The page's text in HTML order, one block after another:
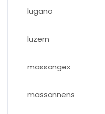
lugano
luzern
massongex
massonnens